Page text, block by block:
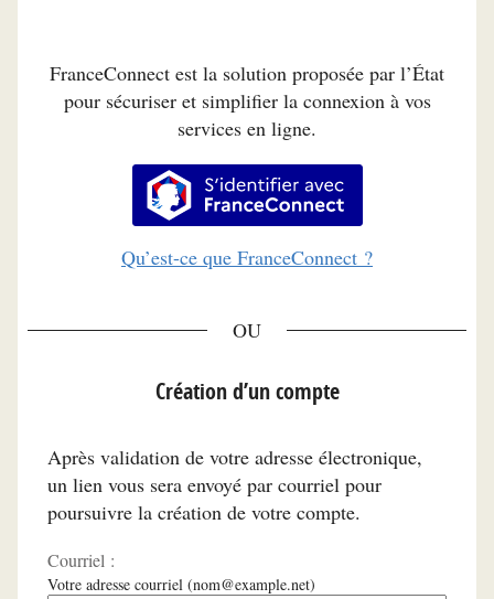
FranceConnect est la solution proposée par l’État
pour sécuriser et simplifier la connexion à vos
services en ligne.
S’identifier avec
Qu’est-ce que FranceConnect ?
Création d’un compte
Après validation de votre adresse électronique,
un lien vous sera envoyé par courriel pour
poursuivre la création de votre compte.
Courriel :
Votre adresse courriel (nom@example.net)